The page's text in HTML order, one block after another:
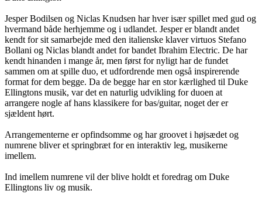
Jesper Bodilsen og Niclas Knudsen har hver især spillet med gud og
hvermand både herhjemme og i udlandet. Jesper er blandt andet
kendt for sit samarbejde med den italienske klaver virtuos Stefano
Bollani og Niclas blandt andet for bandet Ibrahim Electric. De har
kendt hinanden i mange år, men først for nyligt har de fundet
sammen om at spille duo, et udfordrende men også inspirerende
format for dem begge. Da de begge har en stor kærlighed til Duke
Ellingtons musik, var det en naturlig udvikling for duoen at
arrangere nogle af hans klassikere for bas/guitar, noget der er
sjældent hørt.
Arrangementerne er opfindsomme og har groovet i højsædet og
numrene bliver et springbræt for en interaktiv leg, musikerne
imellem.
Ind imellem numrene vil der blive holdt et foredrag om Duke
Ellingtons liv og musik.